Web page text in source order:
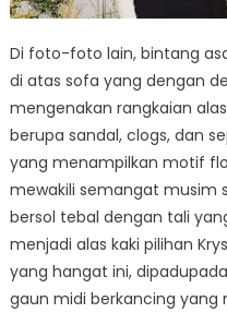
Di foto-foto lain, bintang
di atas sofa yang dengan
mengenakan rangkaian
berupa sandal, clogs, dan
yang menampilkan motif
mewakili semangat musim
bersol tebal dengan tali
menjadi alas kaki pilihan
yang hangat ini,
gaun midi berkancing yang